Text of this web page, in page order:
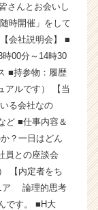
さんとお会いし
時開催」をして
会社説明会】 ■
00分～14時30
■持参物：履歴
ルです） 【当
る会社なの
ど ■仕事内容＆
？一日はどん
員との座談会
【内定者をち
ア 論理的思考
です。 ■H大